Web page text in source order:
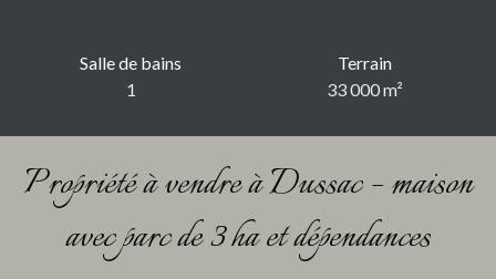
Salle de bains
1
Terrain
33 000m²
Propriété à vendre à Dussac – maison
avec parc de 3 ha et dépendances